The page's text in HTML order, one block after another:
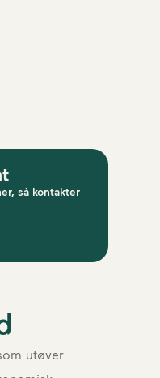
så kontakter
utøver